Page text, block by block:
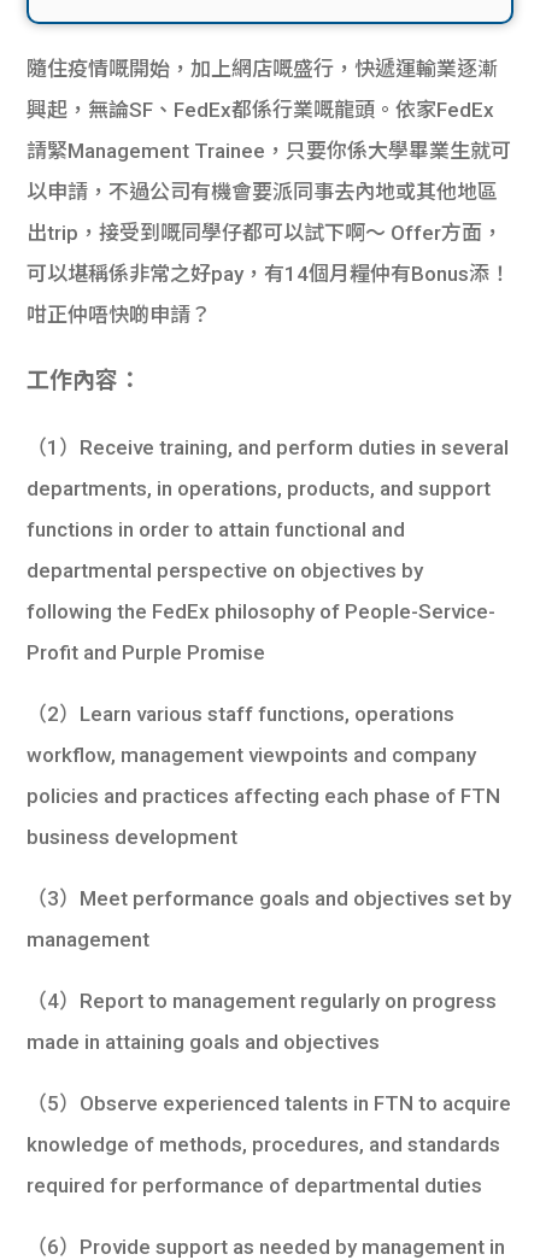
貸款
計數
機
理財
Gui
de
學生
隨住疫情嘅開始，加上網店嘅盛行，快遞運輸業逐漸
興起，無論SF、FedEx都係行業嘅龍頭。依家FedEx
請緊Management Trainee，只要你係大學畢業生就可
以申請，不過公司有機會要派同事去內地或其他地區
出trip，接受到嘅同學仔都可以試下啊～ Offer方面，
可以堪稱係非常之好pay，有14個月糧仲有Bonus添！
咁正仲唔快啲申請？
工作內容：
（1）Receive training, and perform duties in several
departments, in operations, products, and support
functions in order to attain functional and
departmental perspective on objectives by
following the FedEx philosophy of People-Service-
Profit and Purple Promise
（2）Learn various staff functions, operations
workflow, management viewpoints and company
policies and practices affecting each phase of FTN
business development
（3）Meet performance goals and objectives set by
management
（4）Report to management regularly on progress
made in attaining goals and objectives
（5）Observe experienced talents in FTN to acquire
knowledge of methods, procedures, and standards
required for performance of departmental duties
（6）Provide support as needed by management in